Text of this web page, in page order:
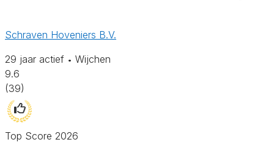
Schraven Hoveniers B.V.
29 jaar actief • Wijchen
9.6
(39)
Top Score 2026